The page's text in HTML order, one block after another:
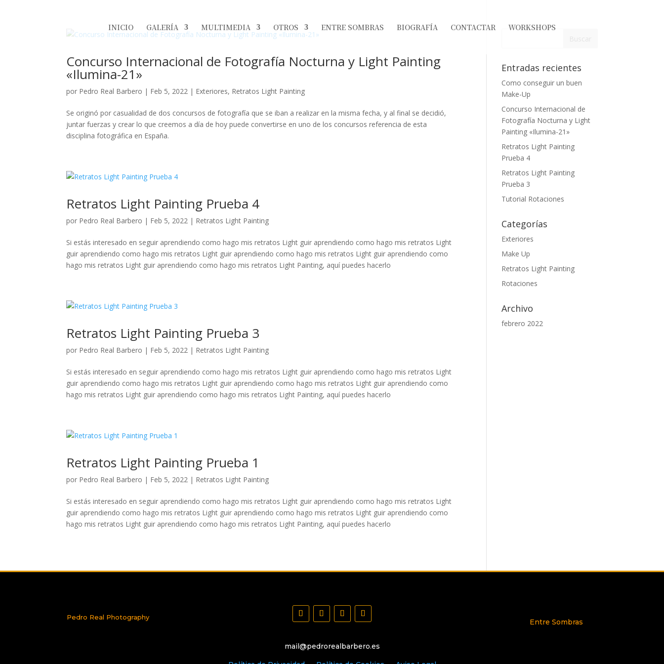
INICIO GALERÍA MULTIMEDIA OTROS ENTRE SOMBRAS BIOGRAFÍA CONTACTAR WORKSHOPS
Concurso Internacional de Fotografía Nocturna y Light Painting
«Ilumina-21»
por Pedro Real Barbero | Feb 5, 2022 | Exteriores, Retratos Light Painting
Se originó por casualidad de dos concursos de fotografía que se iban a realizar en la misma fecha, y al final se decidió,
juntar fuerzas y crear lo que creemos a día de hoy puede convertirse en uno de los concursos referencia de esta
disciplina fotográfica en España.
Retratos Light Painting Prueba 4
por Pedro Real Barbero | Feb 5, 2022 | Retratos Light Painting
Si estás interesado en seguir aprendiendo como hago mis retratos Light guir aprendiendo como hago mis retratos Light
guir aprendiendo como hago mis retratos Light guir aprendiendo como hago mis retratos Light guir aprendiendo como
hago mis retratos Light guir aprendiendo como hago mis retratos Light Painting, aquí puedes hacerlo
Retratos Light Painting Prueba 3
por Pedro Real Barbero | Feb 5, 2022 | Retratos Light Painting
Si estás interesado en seguir aprendiendo como hago mis retratos Light guir aprendiendo como hago mis retratos Light
guir aprendiendo como hago mis retratos Light guir aprendiendo como hago mis retratos Light guir aprendiendo como
hago mis retratos Light guir aprendiendo como hago mis retratos Light Painting, aquí puedes hacerlo
Retratos Light Painting Prueba 1
por Pedro Real Barbero | Feb 5, 2022 | Retratos Light Painting
Si estás interesado en seguir aprendiendo como hago mis retratos Light guir aprendiendo como hago mis retratos Light
guir aprendiendo como hago mis retratos Light guir aprendiendo como hago mis retratos Light guir aprendiendo como
hago mis retratos Light guir aprendiendo como hago mis retratos Light Painting, aquí puedes hacerlo
Entradas recientes
Como conseguir un buen
Make-Up
Concurso Internacional de
Fotografía Nocturna y Light
Painting «Ilumina-21»
Retratos Light Painting
Prueba 4
Retratos Light Painting
Prueba 3
Tutorial Rotaciones
Categorías
Exteriores
Make Up
Retratos Light Painting
Rotaciones
Archivo
febrero 2022
Pedro Real Photography
Entre Sombras
mail@pedrorealbarbero.es